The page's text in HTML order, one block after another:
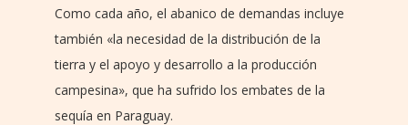
Como cada año, el abanico de demandas incluye
también «la necesidad de la distribución de la
tierra y el apoyo y desarrollo a la producción
campesina», que ha sufrido los embates de la
sequía en Paraguay.